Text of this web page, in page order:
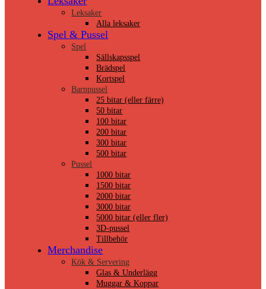
Leksaker
Alla leksaker
Spel & Pussel
Spel
Sällskapsspel
Brädspel
Kortspel
Barnpussel
25 bitar (eller färre)
50 bitar
100 bitar
200 bitar
300 bitar
500 bitar
Pussel
1000 bitar
1500 bitar
2000 bitar
3000 bitar
5000 bitar (eller fler)
3D-pussel
Tillbehör
Merchandise
Kök & Servering
Glas & Underlägg
Muggar & Koppar